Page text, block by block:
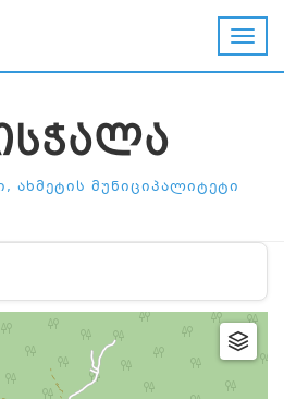
ᲐᲮᲛᲔᲢᲘᲡ ᲛᲣᲜᲘᲪᲘᲞᲐᲚᲘᲢᲔᲢᲘ